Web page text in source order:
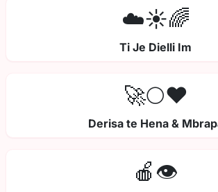
☁️☀️🌈
Ti Je Dielli Im
🚀🌕❤️
Derisa te Hena &
🍎👁️